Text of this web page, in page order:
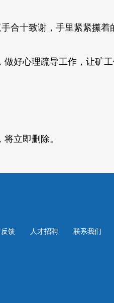
合十致谢，手里紧紧攥
好心理疏导工作，让矿
立即删除。
馈 人才招聘 联系我们